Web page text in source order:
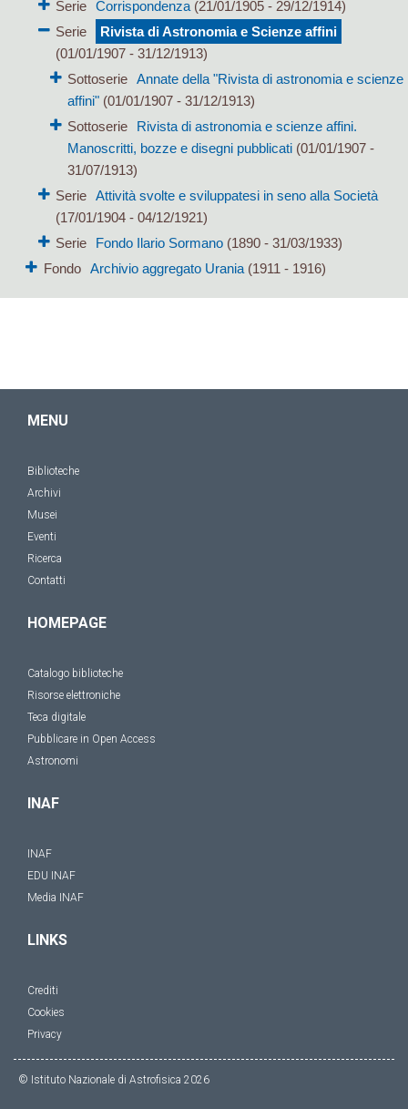
Serie Corrispondenza(21/01/1905 - 29/12/1914)
Serie
Rivista di Astronomia e Scienze affini
(01/01/1907 - 31/12/1913)
Sottoserie
Annate della "Rivista di astronomia e scienze
affini" (01/01/1907 - 31/12/1913)
Sottoserie
Rivista di astronomia e scienze affini.
Manoscritti, bozze e disegni pubblicati (01/01/1907 -
31/07/1913)
Serie Attività svolte e sviluppatesi in seno alla Società
(17/01/1904 - 04/12/1921)
Serie
Fondo Ilario Sormano(1890 - 31/03/1933)
Fondo
Archivio aggregato Urania(1911 - 1916)
MENU
Biblioteche
Archivi
Musei
Eventi
Ricerca
Contatti
HOMEPAGE
Catalogo biblioteche
Risorse elettroniche
Teca digitale
Pubblicare in Open Access
Astronomi
INAF
INAF
EDU INAF
Media INAF
LINKS
Crediti
Cookies
Privacy
© Istituto Nazionale di Astrofisica 2026